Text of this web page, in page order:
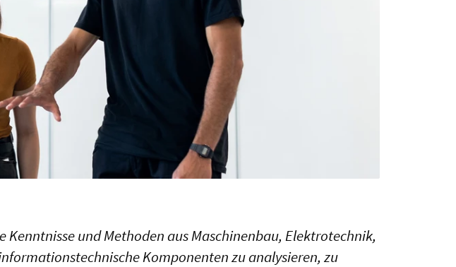
und Methoden aus Maschinenbau, Elektrotechnik,
Komponenten zu analysieren, zu